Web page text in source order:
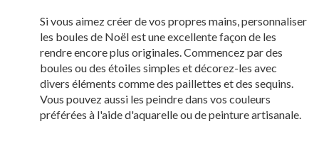
Si vous aimez créer de vos propres mains, personnaliser
les boules de Noël est une excellente façon de les
rendre encore plus originales. Commencez par des
boules ou des étoiles simples et décorez-les avec
divers éléments comme des paillettes et des sequins.
Vous pouvez aussi les peindre dans vos couleurs
préférées à l'aide d'aquarelle ou de peinture artisanale.